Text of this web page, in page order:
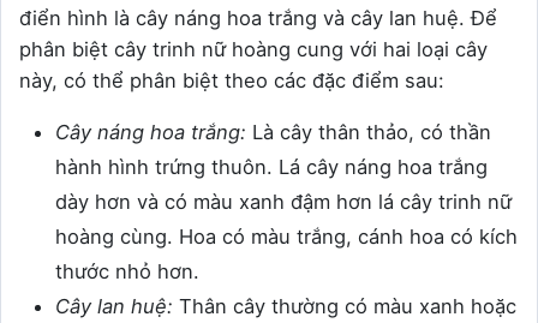
điển hình là cây náng hoa trắng và cây lan huệ. Để
phân biệt cây trinh nữ hoàng cung với hai loại cây
này, có thể phân biệt theo các đặc điểm sau:
Cây náng hoa trắng: Là cây thân thảo, có thần
hành hình trứng thuôn. Lá cây náng hoa trắng
dày hơn và có màu xanh đậm hơn lá cây trinh nữ
hoàng cùng. Hoa có màu trắng, cánh hoa có kích
thước nhỏ hơn.
Cây lan huệ: Thân cây thường có màu xanh hoặc